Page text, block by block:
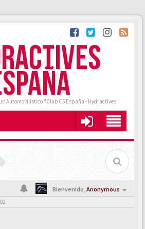
Automovilístico "Club C5 España - Hydractives"
Bienvenido,Anonymous